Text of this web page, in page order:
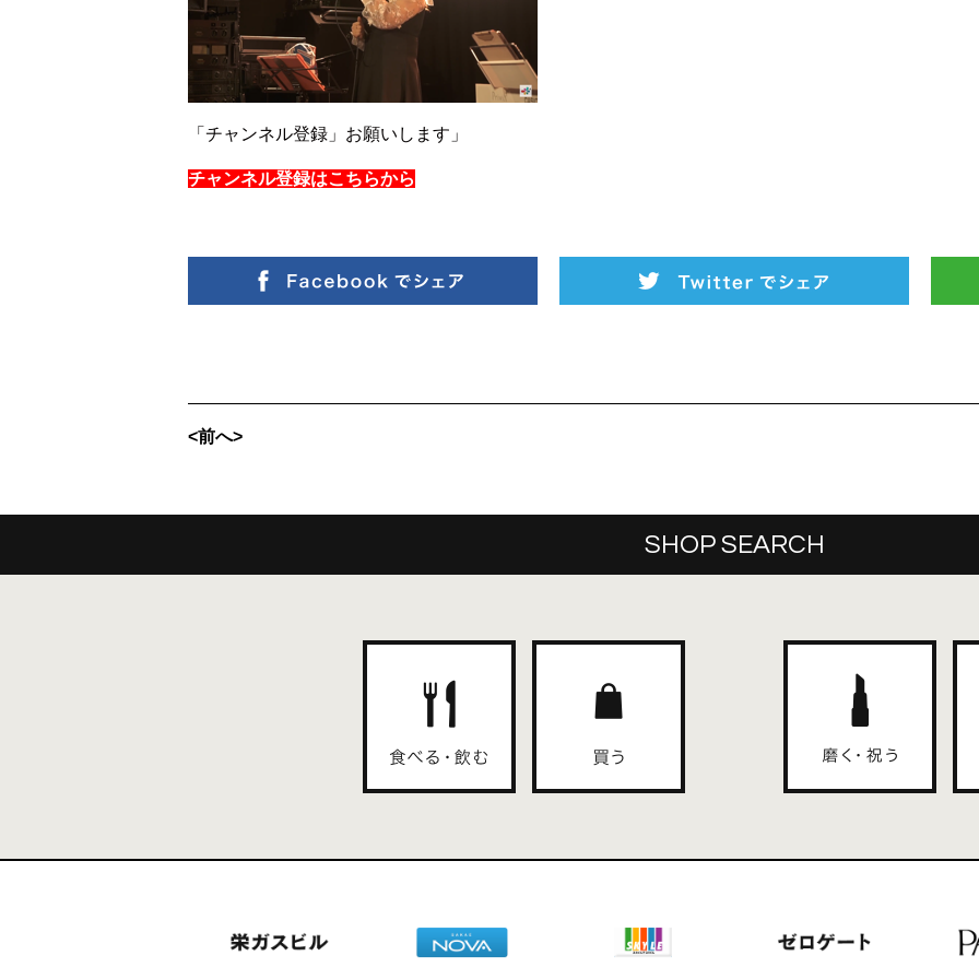
「チャンネル登録」お願いします」
チャンネル登録はこちらから
<前へ>
SHOP SEARCH